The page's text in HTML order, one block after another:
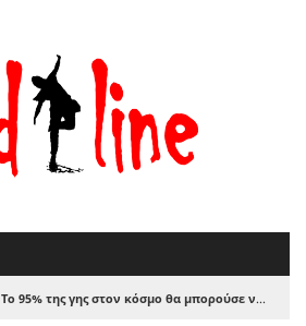
Το 95% της γης στον κόσμο θα μπορούσε να υποβαθμιστεί έως το 2050